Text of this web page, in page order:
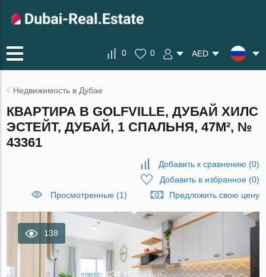
0 0 AED
Недвижимость в Дубае
КВАРТИРА В GOLFVILLE, ДУБАЙ ХИЛС
ЭСТЕЙТ, ДУБАЙ, 1 СПАЛЬНЯ, 47М², №
43361
Добавить к сравнению (0)
Добавить в избранное(0)
Просмотренные (1)
Предложить свою цену
138